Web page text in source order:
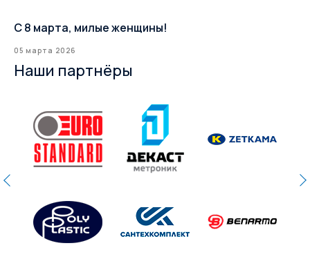
С 8 марта, милые женщины!
05 марта 2026
Наши партнёры